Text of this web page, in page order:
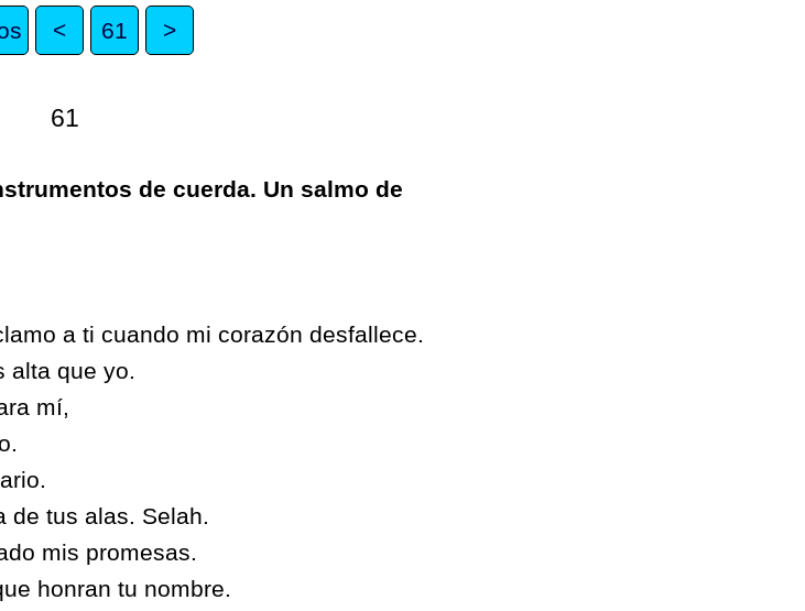
< 61 >
61
de cuerda. Un salmo de
a ti cuando mi corazón desfallece.
alta que yo.
mí,
de tus alas. Selah.
mis promesas.
honran tu nombre.